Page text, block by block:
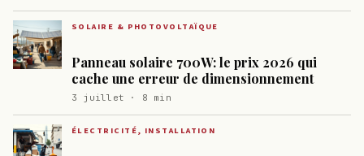
SOLAIRE & PHOTOVOLTAÏQUE
Panneau solaire 700W: le prix 2026 qui
cache une erreur de dimensionnement
3 juillet · 8 min
ÉLECTRICITÉ, INSTALLATION